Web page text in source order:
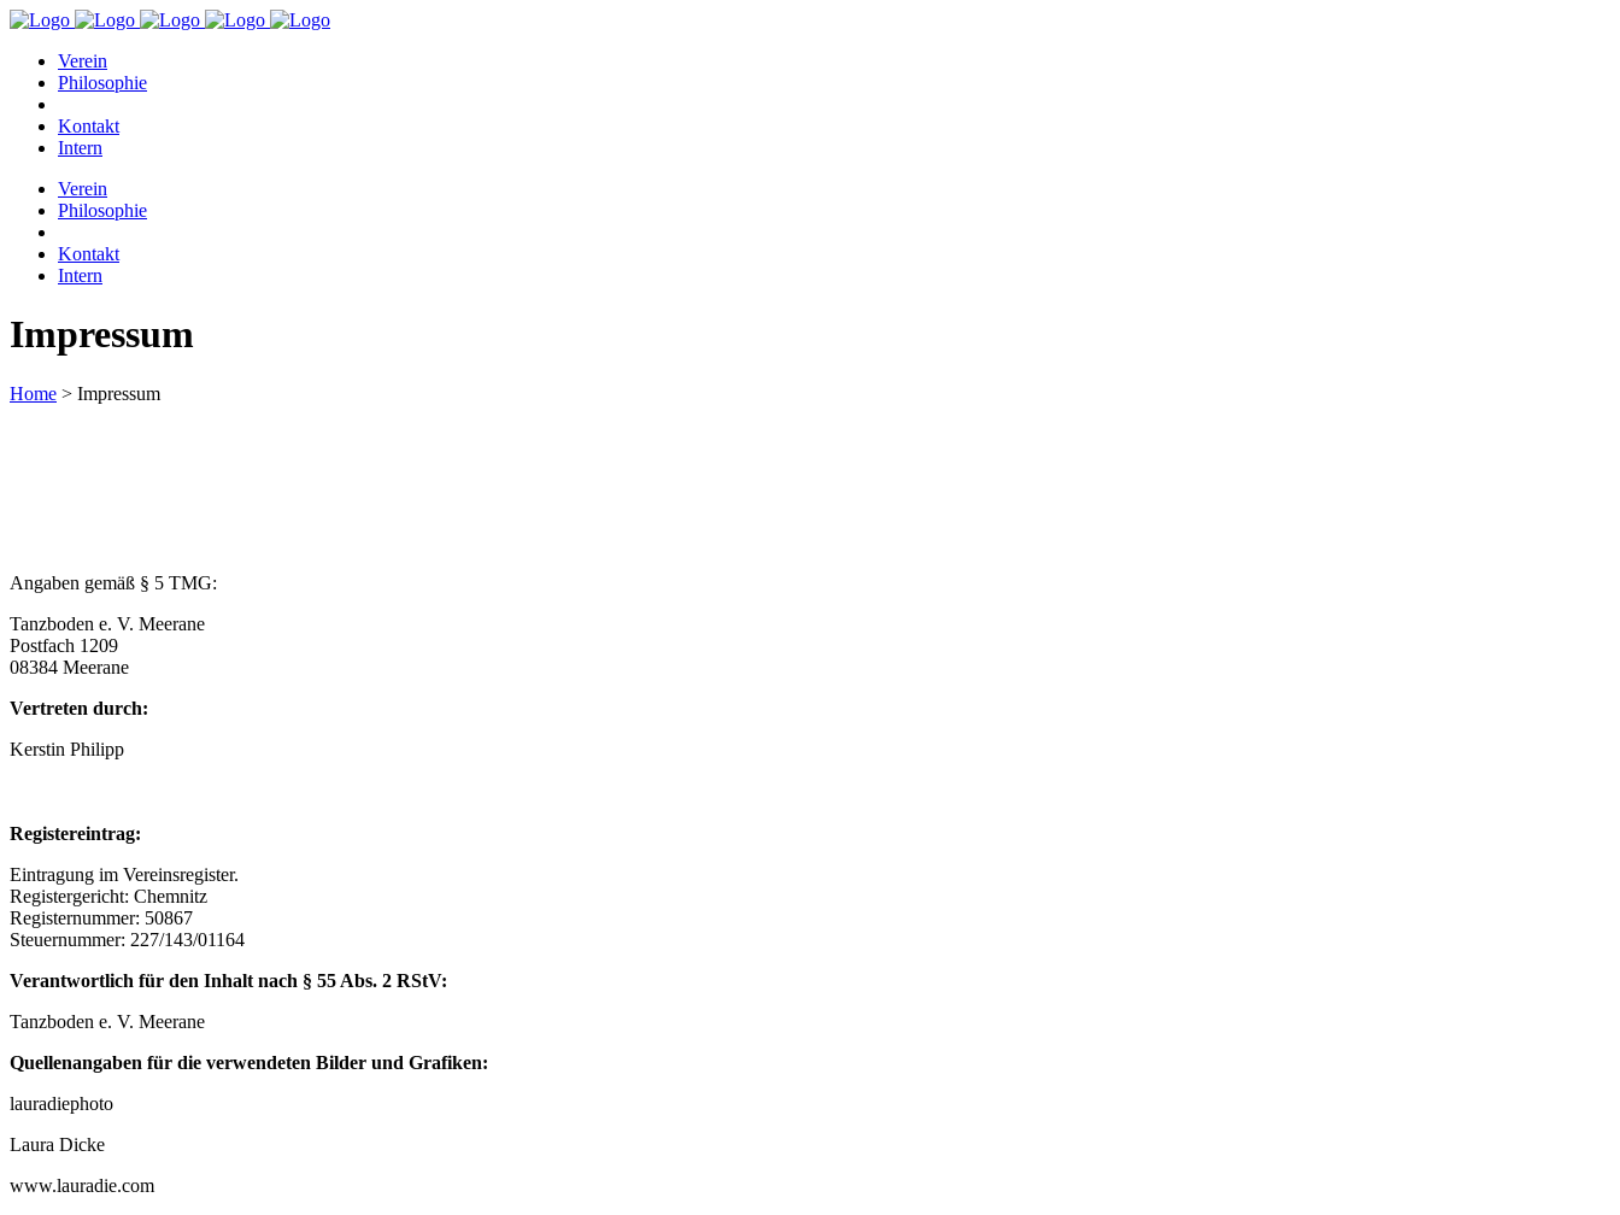
Verein
Philosophie
Kontakt
Intern
Verein
Philosophie
Kontakt
Intern
Impressum
Home > Impressum
Angaben gemäß § 5 TMG:
Tanzboden e. V. Meerane
Postfach 1209
08384 Meerane
Vertreten durch:
Kerstin Philipp
Registereintrag:
Eintragung im Vereinsregister.
Registergericht: Chemnitz
Registernummer: 50867
Steuernummer: 227/143/01164
Verantwortlich für den Inhalt nach § 55 Abs. 2 RStV:
Tanzboden e. V. Meerane
Quellenangaben für die verwendeten Bilder und Grafiken:
lauradiephoto
Laura Dicke
www.lauradie.com